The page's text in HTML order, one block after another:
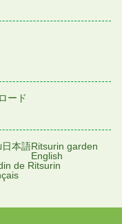
ード
日本語Ritsurin garden
English
de Ritsurin